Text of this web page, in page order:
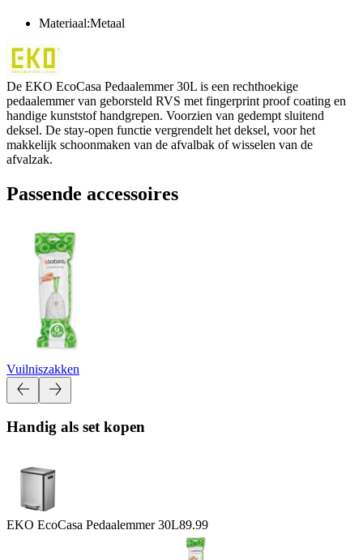
Materiaal:Metaal
De EKO EcoCasa Pedaalemmer 30L is een rechthoekige
pedaalemmer van geborsteld RVS met fingerprint proof coating en
handige kunststof handgrepen. Voorzien van gedempt sluitend
deksel. De stay-open functie vergrendelt het deksel, voor het
makkelijk schoonmaken van de afvalbak of wisselen van de
afvalzak.
Passende accessoires
Vuilniszakken
Handig als set kopen
EKO EcoCasa Pedaalemmer 30L89.99